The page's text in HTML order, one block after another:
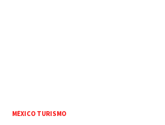
MÉXICO TURISMO